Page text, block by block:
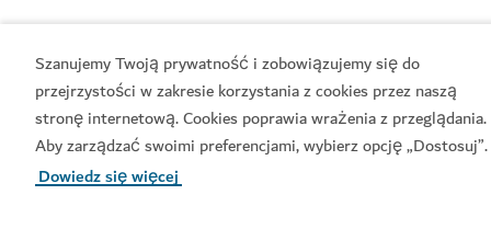
Szanujemy Twoją prywatność i zobowiązujemy się do
przejrzystości w zakresie korzystania z cookies przez naszą
stronę internetową. Cookies poprawia wrażenia z przeglądania.
Aby zarządzać swoimi preferencjami, wybierz opcję „Dostosuj”.
Dowiedz się więcej
Zarezerwuj teraz